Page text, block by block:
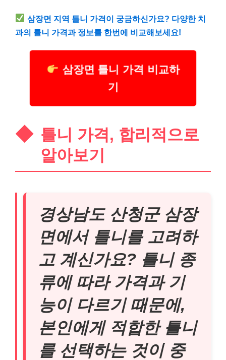
삼장면 지역 틀니 가격이 궁금하신가요? 다양한 치
과의 틀니 가격과 정보를 한번에 비교해보세요!
삼장면 틀니 가격 비교하
기
틀니 가격, 합리적으로
알아보기
경상남도 산청군 삼장
면에서 틀니를 고려하
고 계신가요? 틀니 종
류에 따라 가격과 기
능이 다르기 때문에,
본인에게 적합한 틀니
를 선택하는 것이 중